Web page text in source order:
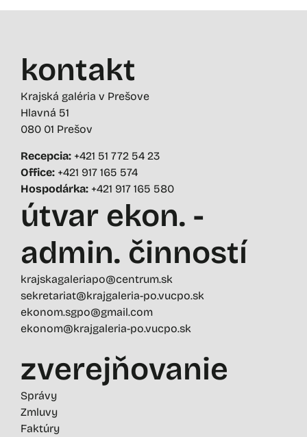
kontakt
Krajská galéria v Prešove
Hlavná 51
080 01 Prešov
Recepcia: +421 51 772 54 23
Office: +421 917 165 574
Hospodárka: +421 917 165 580
útvar ekon. -
admin. činností
krajskagaleriapo@centrum.sk
sekretariat@krajgaleria-po.vucpo.sk
ekonom.sgpo@gmail.com
ekonom@krajgaleria-po.vucpo.sk
zverejňovanie
Správy
Zmluvy
Faktúry